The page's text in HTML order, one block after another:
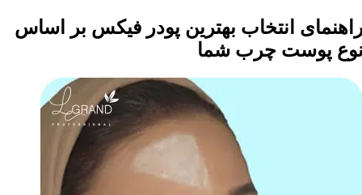
انتخاب بهترین پودر فیکس بر اساس
پوست چرب شما